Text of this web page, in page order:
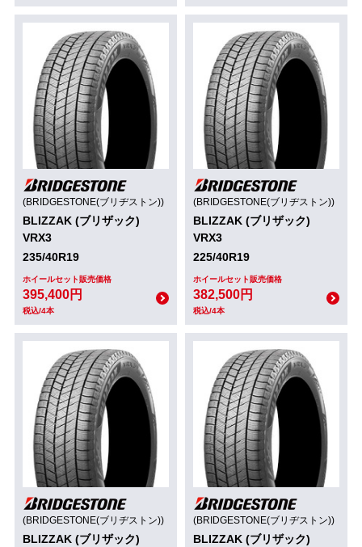
(BRIDGESTONE(ブリヂストン))
BLIZZAK (ブリザック)
VRX3
235/40R19
ホイールセット販売価格
395,400円
税込/4本
(BRIDGESTONE(ブリヂストン))
BLIZZAK (ブリザック)
VRX3
225/40R19
ホイールセット販売価格
382,500円
税込/4本
(BRIDGESTONE(ブリヂストン))
BLIZZAK (ブリザック)
(BRIDGESTONE(ブリヂストン))
BLIZZAK (ブリザック)